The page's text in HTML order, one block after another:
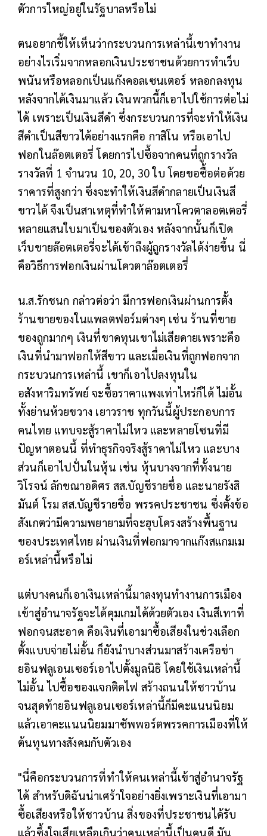
ตัวการใหญ่อยู่ในรัฐบาลหรือไม่
ตนอยากชี้ให้เห็นว่ากระบวนการเหล่านี้เขาทำงาน
อย่างไรเริ่มจากหลอกเงินประชาชนด้วยการทำเว็บ
พนันหรือหลอกเป็นแก๊งคอลเซนเตอร์ หลอกลงทุน
หลังจากได้เงินมาแล้ว เงินพวกนี้ก็เอาไปใช้การต่อไม่
ได้ เพราะเป็นเงินสีดำ ซึ่งกระบวนการที่จะทำให้เงิน
สีดำเป็นสีขาวได้อย่างแรกคือ กาสิโน หรือเอาไป
ฟอกในล๊อตเตอรี่ โดยการไปซื้อจากคนที่ถูกรางวัล
รางวัลที่ 1 จำนวน 10, 20, 30 ใบ โดยขอซื้อต่อด้วย
ราคารที่สูงกว่า ซึ่งจะทำให้เงินสีดำกลายเป็นเงินสี
ขาวได้ จึงเป็นสาเหตุที่ทำให้ตามหาโควตาลอตเตอรี่
หลายแสนใบมาเป็นของตัวเอง หลังจากนั้นก็เปิด
เว็บขายล๊อตเตอรี่จะได้เข้าถึงผู้ถูกรางวัลได้ง่ายขึ้น นี่
คือวิธีการฟอกเงินผ่านโควตาล๊อตเตอรี่
น.ส.รักชนก กล่าวต่อว่า มีการฟอกเงินผ่านการตั้ง
ร้านขายของในแพลตฟอร์มต่างๆ เช่น ร้านที่ขาย
ของถูกมากๆ เงินที่ขาดทุนเขาไม่เสียดายเพราะคือ
เงินที่นำมาฟอกให้สีขาว และเมื่อเงินที่ถูกฟอกจาก
กระบวนการเหล่านี้ เขาก็เอาไปลงทุนใน
อสังหาริมทรัพย์ จะซื้อราคาแพงเท่าไหร่ก็ได้ ไม่อั้น
ทั้งย่านห้วยขวาง เยาวราช ทุกวันนี้ผู้ประกอบการ
คนไทย แทบจะสู้ราคาไม่ไหว และหลายโซนที่มี
ปัญหาตอนนี้ ที่ทำธุรกิจจริงสู้ราคาไม่ไหว และบาง
ส่วนก็เอาไปปั่นในหุ้น เช่น หุ้นบางจากที่ทั้งนาย
วิโรจน์ ลักขณาอดิศร สส.บัญชีรายชื่อ และนายรังสิ
มันต์ โรม สส.บัญชีรายชื่อ พรรคประชาชน ซึ่งตั้งข้อ
สังเกตว่ามีความพยายามที่จะฮุบโครงสร้างพื้นฐาน
ของประเทศไทย ผ่านเงินที่ฟอกมาจากแก๊งสแกมเม
อร์เหล่านี้หรือไม่
แต่บางคนก็เอาเงินเหล่านี้มาลงทุนทำงานการเมือง
เข้าสู่อำนาจรัฐจะได้คุมเกมได้ด้วยตัวเอง เงินสีเทาที่
ฟอกจนสะอาด คือเงินที่เอามาซื้อเสียงในช่วงเลือก
ตั้งแบบจ่ายไม่อั้น ก็ยังนำบางส่วนมาสร้างเครือข่า
ยอินฟลูเอนเซอร์เอาไปตั้งมูลนิธิ โดยใช้เงินเหล่านี้
ไม่อั้น ไปซื้อของแจกติดไฟ สร้างถนนให้ชาวบ้าน
จนสุดท้ายอินฟลูเอนเซอร์เหล่านี้ก็มีคะแนนนิยม
แล้วเอาคะแนนนิยมมาซัพพอร์ตพรรคการเมืองที่ให้
ต้นทุนทางสังคมกับตัวเอง
"นี่คือกระบวนการที่ทำให้คนเหล่านี้เข้าสู่อำนาจรัฐ
ได้ สำหรับดิฉันน่าเศร้าใจอย่างยิ่งเพราะเงินที่เอามา
ซื้อเสียงหรือให้ชาวบ้าน สิ่งของที่ประชาชนได้รับ
แล้วซึ้งใจเสียเหลือเกินว่าคนเหล่านี้เป็นคนดี มัน